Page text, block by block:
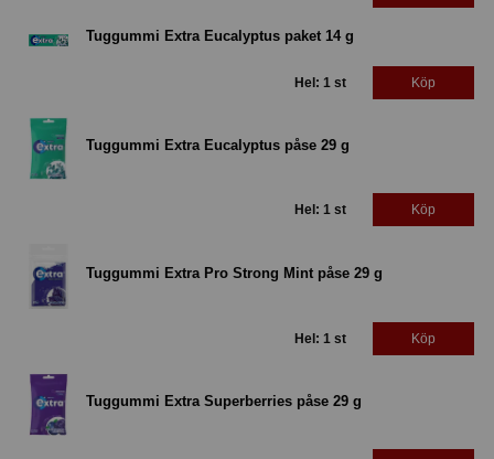
Tuggummi Extra Eucalyptus paket 14 g
Hel: 1 st Köp
Tuggummi Extra Eucalyptus påse 29 g
Hel: 1 st Köp
Tuggummi Extra Pro Strong Mint påse 29 g
Hel: 1 st Köp
Tuggummi Extra Superberries påse 29 g